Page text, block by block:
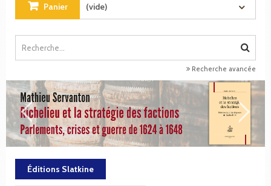
Panier (vide)
Recherche avancée
Éditions Slatkine